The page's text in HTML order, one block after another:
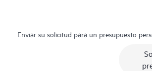
Enviar su solicitud para un presupuesto